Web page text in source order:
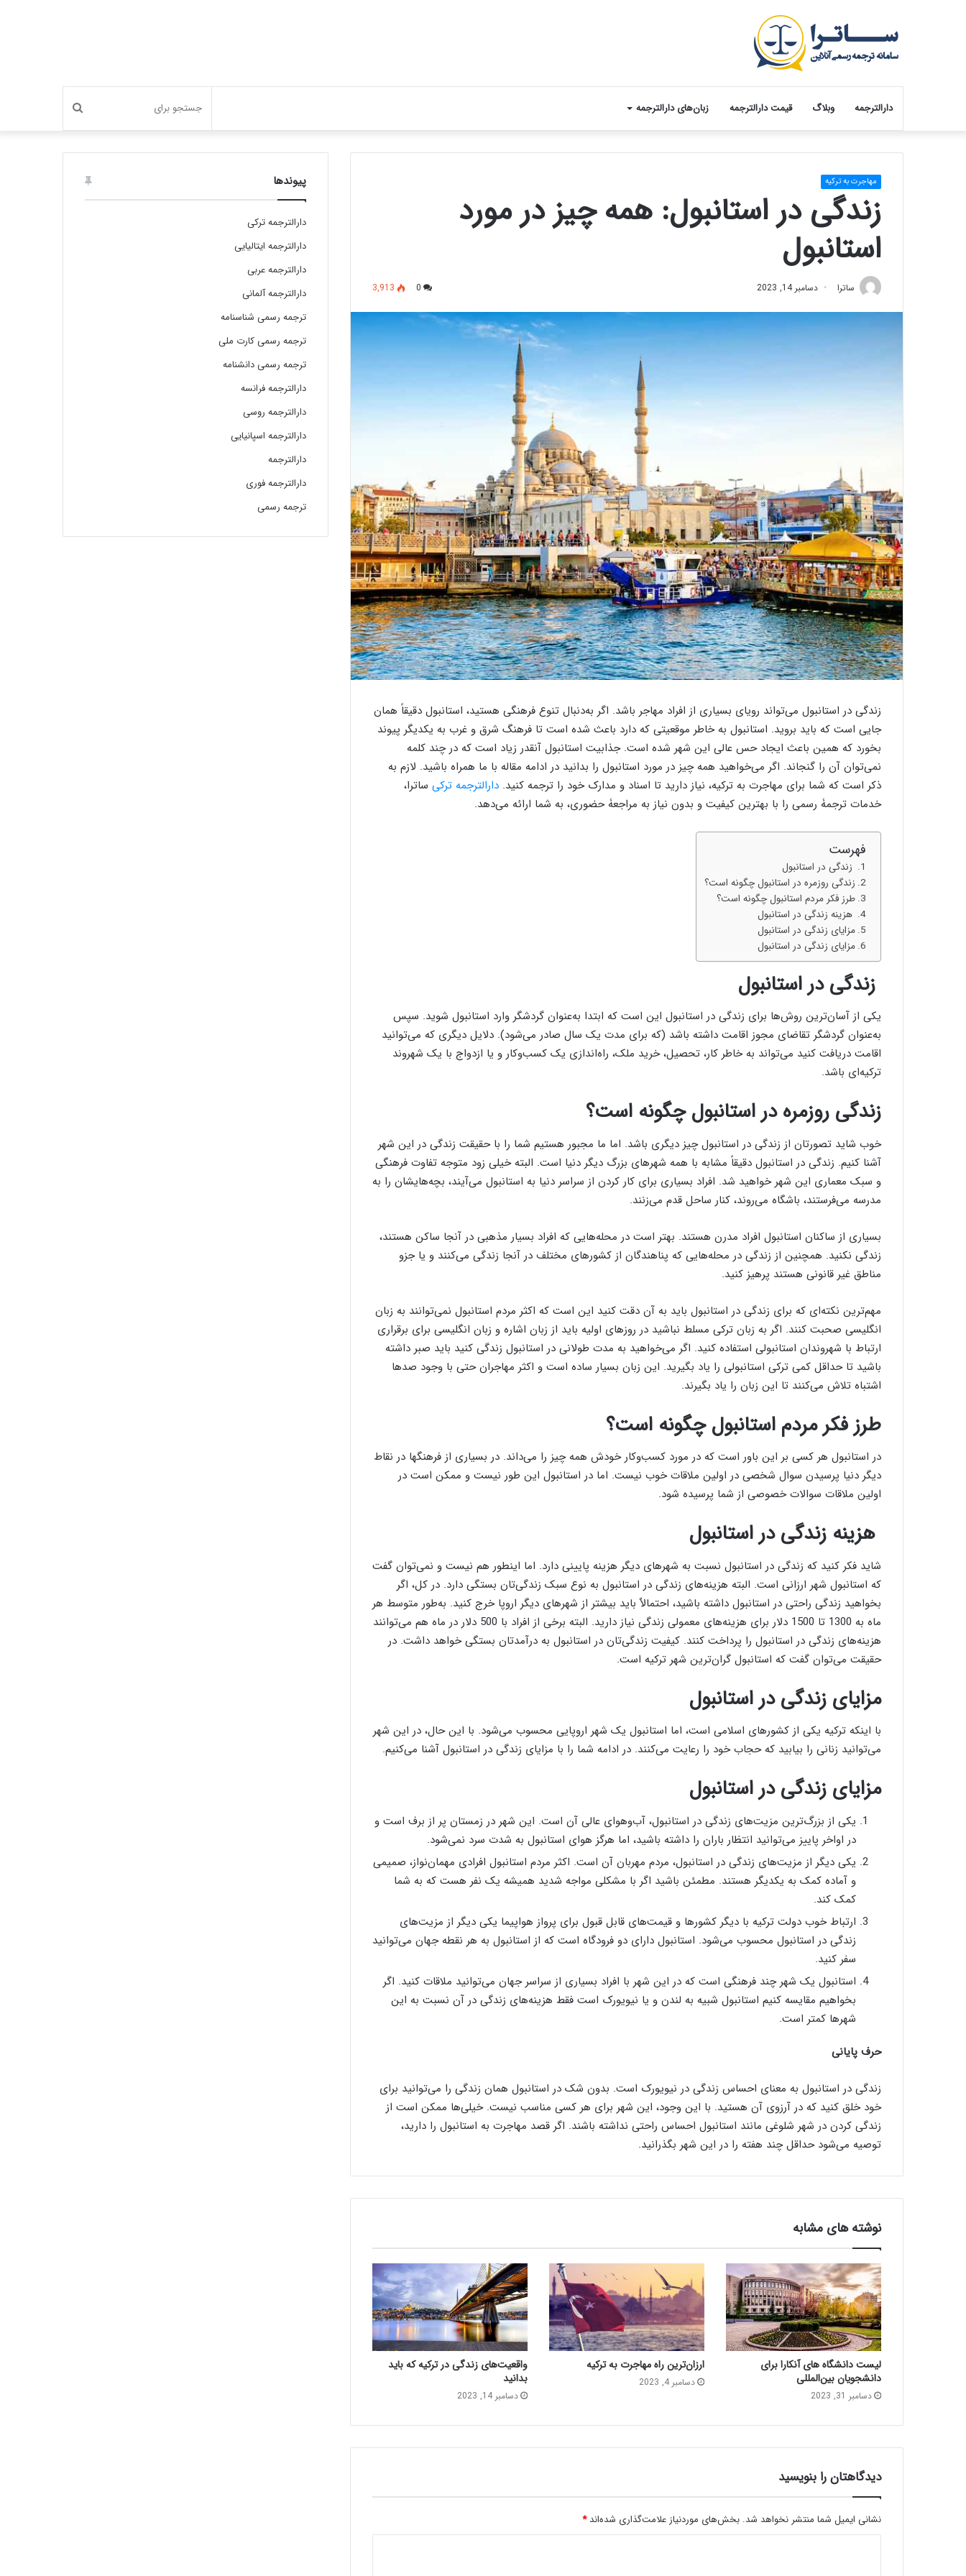
دارالترجمه وبلاگ قیمت دارالترجمه زبان‌های دارالترجمه جستجو
برای
مهاجرت به ترکیه
زندگی در استانبول: همه چیز در مورد
استانبول
ساترا دسامبر 14, 2023 0
3,913
زندگی در استانبول می‌تواند رویای بسیاری از افراد مهاجر باشد. اگر به‌دنبال تنوع فرهنگی هستید، استانبول دقیقاً همان
جایی است که باید بروید. استانبول به خاطر موقعیتی که دارد باعث شده است تا فرهنگ شرق و غرب به یکدیگر پیوند
بخورد که همین باعث ایجاد حس عالی این شهر شده است. جذابیت استانبول آنقدر زیاد است که در چند کلمه
نمی‌توان آن را گنجاند. اگر می‌خواهید همه چیز در مورد استانبول را بدانید در ادامه مقاله با ما همراه باشید. لازم به
ذکر است که شما برای مهاجرت به ترکیه، نیاز دارید تا اسناد و مدارک خود را ترجمه کنید. دارالترجمه ترکی ساترا،
خدمات ترجمۀ رسمی را با بهترین کیفیت و بدون نیاز به مراجعۀ حضوری، به شما ارائه می‌دهد.
فهرست
زندگی در استانبول
زندگی روزمره در استانبول چگونه است؟
طرز فکر مردم استانبول چگونه است؟
هزینه زندگی در استانبول
مزایای زندگی در استانبول
مزایای زندگی در استانبول
زندگی در استانبول
یکی از آسان‌ترین روش‌ها برای زندگی در استانبول این است که ابتدا به‌عنوان گردشگر وارد استانبول شوید. سپس
به‌عنوان گردشگر تقاضای مجوز اقامت داشته باشد (که برای مدت یک سال صادر می‌شود). دلایل دیگری که می‌توانید
اقامت دریافت کنید می‌تواند به خاطر کار، تحصیل، خرید ملک، راه‌اندازی یک کسب‌وکار و یا ازدواج با یک شهروند
ترکیه‌ای باشد.
زندگی روزمره در استانبول چگونه است؟
خوب شاید تصورتان از زندگی در استانبول چیز دیگری باشد. اما ما مجبور هستیم شما را با حقیقت زندگی در این شهر
آشنا کنیم. زندگی در استانبول دقیقاً مشابه با همه شهرهای بزرگ دیگر دنیا است. البته خیلی زود متوجه تفاوت فرهنگی
و سبک معماری این شهر خواهید شد. افراد بسیاری برای کار کردن از سراسر دنیا به استانبول می‌آیند، بچه‌هایشان را به
مدرسه می‌فرستند، باشگاه می‌روند، کنار ساحل قدم می‌زنند.
بسیاری از ساکنان استانبول افراد مدرن هستند. بهتر است در محله‌هایی که افراد بسیار مذهبی در آنجا ساکن هستند،
زندگی نکنید. همچنین از زندگی در محله‌هایی که پناهندگان از کشورهای مختلف در آنجا زندگی می‌کنند و یا جزو
مناطق غیر قانونی هستند پرهیز کنید.
مهم‌ترین نکته‌ای که برای زندگی در استانبول باید به آن دقت کنید این است که اکثر مردم استانبول نمی‌توانند به زبان
انگلیسی صحبت کنند. اگر به زبان ترکی مسلط نباشید در روزهای اولیه باید از زبان اشاره و زبان انگلیسی برای برقراری
ارتباط با شهروندان استانبولی استفاده کنید. اگر می‌خواهید به مدت طولانی در استانبول زندگی کنید باید صبر داشته
باشید تا حداقل کمی ترکی استانبولی را یاد بگیرید. این زبان بسیار ساده است و اکثر مهاجران حتی با وجود صدها
اشتباه تلاش می‌کنند تا این زبان را یاد بگیرند.
طرز فکر مردم استانبول چگونه است؟
در استانبول هر کسی بر این باور است که در مورد کسب‌وکار خودش همه چیز را می‌داند. در بسیاری از فرهنگها در نقاط
دیگر دنیا پرسیدن سوال شخصی در اولین ملاقات خوب نیست. اما در استانبول این طور نیست و ممکن است در
اولین ملاقات سوالات خصوصی از شما پرسیده شود.
هزینه زندگی در استانبول
شاید فکر کنید که زندگی در استانبول نسبت به شهرهای دیگر هزینه پایینی دارد. اما اینطور هم نیست و نمی‌توان گفت
که استانبول شهر ارزانی است. البته هزینه‌های زندگی در استانبول به نوع سبک زندگی‌تان بستگی دارد. در کل، اگر
بخواهید زندگی راحتی در استانبول داشته باشید، احتمالاٌ باید بیشتر از شهرهای دیگر اروپا خرج کنید. به‌طور متوسط هر
ماه به 1300 تا 1500 دلار برای هزینه‌های معمولی زندگی نیاز دارید. البته برخی از افراد با 500 دلار در ماه هم می‌توانند
هزینه‌های زندگی در استانبول را پرداخت کنند. کیفیت زندگی‌تان در استانبول به درآمدتان بستگی خواهد داشت. در
حقیقت می‌توان گفت که استانبول گران‌ترین شهر ترکیه است.
مزایای زندگی در استانبول
با اینکه ترکیه یکی از کشورهای اسلامی است، اما استانبول یک شهر اروپایی محسوب می‌شود. با این حال، در این شهر
می‌توانید زنانی را بیابید که حجاب خود را رعایت می‌کنند. در ادامه شما را با مزایای زندگی در استانبول آشنا می‌کنیم.
مزایای زندگی در استانبول
یکی از بزرگ‌ترین مزیت‌های زندگی در استانبول، آب‌وهوای عالی آن است. این شهر در زمستان پر از برف است و
در اواخر پاییز می‌توانید انتظار باران را داشته باشید، اما هرگز هوای استانبول به شدت سرد نمی‌شود.
یکی دیگر از مزیت‌های زندگی در استانبول، مردم مهربان آن است. اکثر مردم استانبول افرادی مهمان‌نواز، صمیمی
و آماده کمک به یکدیگر هستند. مطمئن باشید اگر با مشکلی مواجه شدید همیشه یک نفر هست که به شما
کمک کند.
ارتباط خوب دولت ترکیه با دیگر کشورها و قیمت‌های قابل قبول برای پرواز هواپیما یکی دیگر از مزیت‌های
زندگی در استانبول محسوب می‌شود. استانبول دارای دو فرودگاه است که از استانبول به هر نقطه جهان می‌توانید
سفر کنید.
استانبول یک شهر چند فرهنگی است که در این شهر با افراد بسیاری از سراسر جهان می‌توانید ملاقات کنید. اگر
بخواهیم مقایسه کنیم استانبول شبیه به لندن و یا نیویورک است فقط هزینه‌های زندگی در آن نسبت به این
شهرها کمتر است.
حرف پایانی
زندگی در استانبول به معنای احساس زندگی در نیویورک است. بدون شک در استانبول همان زندگی را می‌توانید برای
خود خلق کنید که در آرزوی آن هستید. با این وجود، این شهر برای هر کسی مناسب نیست. خیلی‌ها ممکن است از
زندگی کردن در شهر شلوغی مانند استانبول احساس راحتی نداشته باشند. اگر قصد مهاجرت به استانبول را دارید،
توصیه می‌شود حداقل چند هفته را در این شهر بگذرانید.
نوشته های مشابه
لیست دانشگاه های آنکارا برای
دانشجویان بین‌المللی
دسامبر 31, 2023
ارزان‌ترین راه مهاجرت به ترکیه
دسامبر 4, 2023
واقعیت‌های زندگی در ترکیه که باید
بدانید
دسامبر 14, 2023
دیدگاهتان را بنویسید
نشانی ایمیل شما منتشر نخواهد شد. بخش‌های موردنیاز علامت‌گذاری شده‌اند*
پیوندها
دارالترجمه ترکی
دارالترجمه ایتالیایی
دارالترجمه عربی
دارالترجمه آلمانی
ترجمه رسمی شناسنامه
ترجمه رسمی کارت ملی
ترجمه رسمی دانشنامه
دارالترجمه فرانسه
دارالترجمه روسی
دارالترجمه اسپانیایی
دارالترجمه
دارالترجمه فوری
ترجمه رسمی